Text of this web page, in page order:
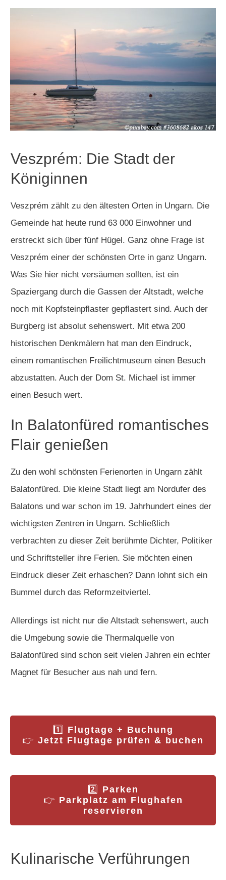
Veszprém: Die Stadt der
Königinnen
Veszprém zählt zu den ältesten Orten in Ungarn. Die
Gemeinde hat heute rund 63 000 Einwohner und
erstreckt sich über fünf Hügel. Ganz ohne Frage ist
Veszprém einer der schönsten Orte in ganz Ungarn.
Was Sie hier nicht versäumen sollten, ist ein
Spaziergang durch die Gassen der Altstadt, welche
noch mit Kopfsteinpflaster gepflastert sind. Auch der
Burgberg ist absolut sehenswert. Mit etwa 200
historischen Denkmälern hat man den Eindruck,
einem romantischen Freilichtmuseum einen Besuch
abzustatten. Auch der Dom St. Michael ist immer
einen Besuch wert.
In Balatonfüred romantisches
Flair genießen
Zu den wohl schönsten Ferienorten in Ungarn zählt
Balatonfüred. Die kleine Stadt liegt am Nordufer des
Balatons und war schon im 19. Jahrhundert eines der
wichtigsten Zentren in Ungarn. Schließlich
verbrachten zu dieser Zeit berühmte Dichter, Politiker
und Schriftsteller ihre Ferien. Sie möchten einen
Eindruck dieser Zeit erhaschen? Dann lohnt sich ein
Bummel durch das Reformzeitviertel.
Allerdings ist nicht nur die Altstadt sehenswert, auch
die Umgebung sowie die Thermalquelle von
Balatonfüred sind schon seit vielen Jahren ein echter
Magnet für Besucher aus nah und fern.
1️⃣ Flugtage + Buchung
👉 Jetzt Flugtage prüfen & buchen
2️⃣ Parken
👉 Parkplatz am Flughafen
reservieren
Kulinarische Verführungen